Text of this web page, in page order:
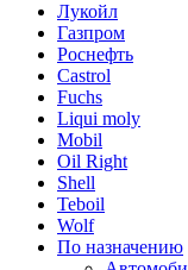
Лукойл
Газпром
Роснефть
Castrol
Fuchs
Liqui moly
Mobil
Oil Right
Shell
Teboil
Wolf
По назначению